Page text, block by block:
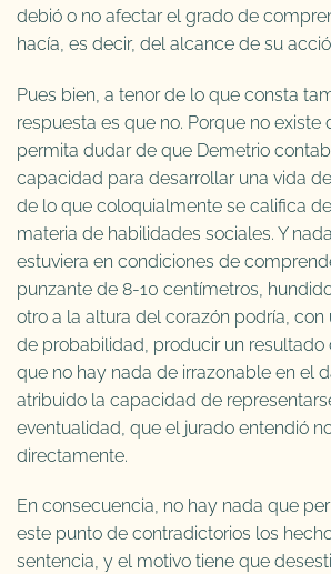
debió o no afectar el grado de
hacía, es decir, del alcance de su
Pues bien, a tenor de lo que consta
respuesta es que no. Porque no existe
permita dudar de que Demetrio
capacidad para desarrollar una vida
de lo que coloquialmente se califica
materia de habilidades sociales. Y
estuviera en condiciones de
punzante de 8-10 centímetros,
otro a la altura del corazón podría,
de probabilidad, producir un resultado
que no hay nada de irrazonable en el
atribuido la capacidad de
eventualidad, que el jurado entendió
directamente.
En consecuencia, no hay nada que
este punto de contradictorios los
sentencia, y el motivo tiene que